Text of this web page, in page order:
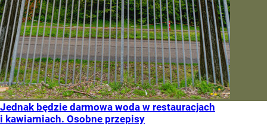
Jednak będzie darmowa woda w restauracjach
i kawiarniach. Osobne przepisy